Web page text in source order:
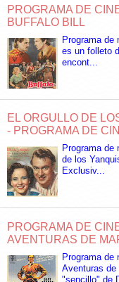
PROGRAMA DE
BUFFALO BILL
Programa de
es un folleto
encont...
EL ORGULLO DE
- PROGRAMA DE
Programa
de los
Exclusiv...
PROGRAMA DE
AVENTURAS DE
Programa de
Aventuras
"sencillo" de